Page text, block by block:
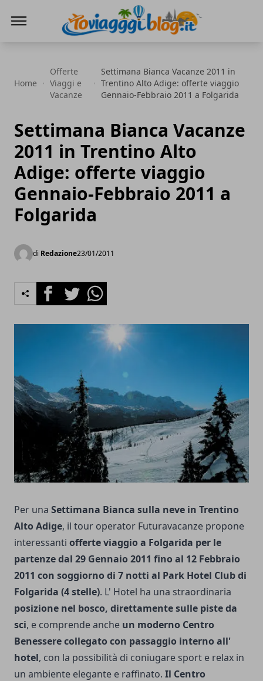
Home
Offerte
Viaggi e
Vacanze
Settimana Bianca Vacanze 2011 in
Trentino Alto Adige: offerte viaggio
Gennaio-Febbraio 2011 a Folgarida
Settimana Bianca Vacanze
2011 in Trentino Alto
Adige: offerte viaggio
Gennaio-Febbraio 2011 a
Folgarida
di Redazione23/01/2011
FacebookTwitterWhatsapp
Per una Settimana Bianca sulla neve in Trentino
Alto Adige, il tour operator Futuravacanze propone
interessanti offerte viaggio a Folgarida per le
partenze dal 29 Gennaio 2011 fino al 12 Febbraio
2011 con soggiorno di 7 notti al Park Hotel Club di
Folgarida (4 stelle). L' Hotel ha una straordinaria
posizione nel bosco, direttamente sulle piste da
sci, e comprende anche un moderno Centro
Benessere collegato con passaggio interno all'
hotel, con la possibilità di coniugare sport e relax in
un ambiente elegante e raffinato. Il Centro